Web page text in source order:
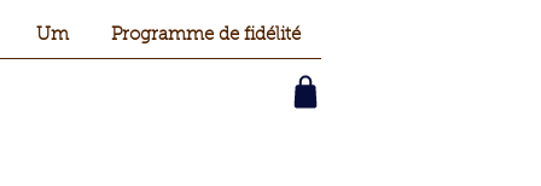
Um Programme de fidélité